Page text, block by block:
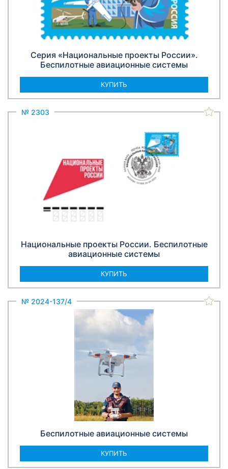
Серия «Национальные проекты России».
Беспилотные авиационные системы
КУПИТЬ
№ 2303
Национальные проекты России. Беспилотные
авиационные системы
КУПИТЬ
№ 2024-137/4
Беспилотные авиационные системы
КУПИТЬ